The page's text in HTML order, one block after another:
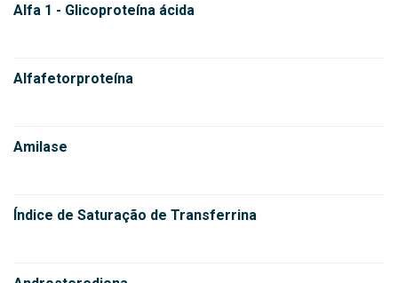
Alfa 1 - Glicoproteína ácida
Alfafetorproteína
Amilase
Índice de Saturação de Transferrina